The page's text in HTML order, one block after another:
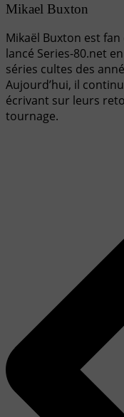
Mikael Buxton
Mikaël Buxton est fan
lancé Series-80.net
séries cultes des
Aujourd’hui, il
écrivant sur leurs
tournage.